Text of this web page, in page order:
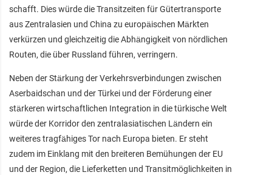
schafft. Dies würde die Transitzeiten für Gütertransporte
aus Zentralasien und China zu europäischen Märkten
verkürzen und gleichzeitig die Abhängigkeit von nördlichen
Routen, die über Russland führen, verringern.
Neben der Stärkung der Verkehrsverbindungen zwischen
Aserbaidschan und der Türkei und der Förderung einer
stärkeren wirtschaftlichen Integration in die türkische Welt
würde der Korridor den zentralasiatischen Ländern ein
weiteres tragfähiges Tor nach Europa bieten. Er steht
zudem im Einklang mit den breiteren Bemühungen der EU
und der Region, die Lieferketten und Transitmöglichkeiten in